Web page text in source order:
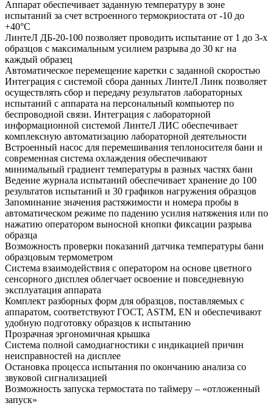
Аппарат обеспечивает заданную температуру в зоне
испытаний за счет встроенного термокриостата от -10 до
+40°С
ЛинтеЛ ДБ-20-100 позволяет проводить испытание от 1 до 3-х
образцов с максимальным усилием разрыва до 30 кг на
каждый образец
Автоматическое перемещение каретки с заданной скоростью
Интеграция с системой сбора данных ЛинтеЛ Линк позволяет
осуществлять сбор и передачу результатов лабораторных
испытаний с аппарата на персональный компьютер по
беспроводной связи. Интеграция с лабораторной
информационной системой ЛинтеЛ ЛИС обеспечивает
комплексную автоматизацию лабораторной деятельности
Встроенный насос для перемешивания теплоносителя бани и
современная система охлаждения обеспечивают
минимальный градиент температуры в разных частях бани
Ведение журнала испытаний обеспечивает хранение до 100
результатов испытаний и 30 графиков нагружения образцов
Запоминание значения растяжимости и номера пробы в
автоматическом режиме по падению усилия натяжения или по
нажатию оператором выносной кнопки фиксации разрыва
образца
Возможность проверки показаний датчика температуры бани
образцовым термометром
Система взаимодействия с оператором на основе цветного
сенсорного дисплея облегчает освоение и повседневную
эксплуатация аппарата
Комплект разборных форм для образцов, поставляемых с
аппаратом, соответствуют ГОСТ, ASTM, EN и обеспечивают
удобную подготовку образцов к испытанию
Прозрачная эргономичная крышка
Система полной самодиагностики с индикацией причин
неисправностей на дисплее
Остановка процесса испытания по окончанию анализа со
звуковой сигнализацией
Возможность запуска термостата по таймеру – «отложенный
запуск»